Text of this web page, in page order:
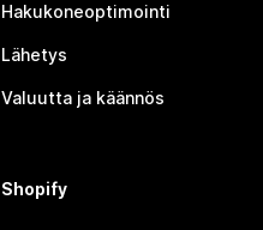
Hakukoneoptimointi
Lähetys
Valuutta ja käännös
Shopify